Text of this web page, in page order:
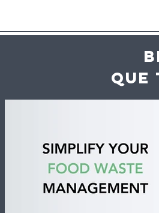
Inteligência artificial
ajuda hotéis e
restaurantes a reduzir
desperdício alimentar
QUE